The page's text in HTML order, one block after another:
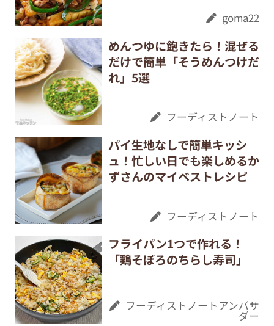
goma22
めんつゆに飽きたら！混ぜる
だけで簡単「そうめんつけだ
れ」5選
フーディストノート
パイ生地なしで簡単キッシ
ュ！忙しい日でも楽しめるか
ずさんのマイベストレシピ
フーディストノート
フライパン1つで作れる！
「鶏そぼろのちらし寿司」
フーディストノートアンバサ
ダー